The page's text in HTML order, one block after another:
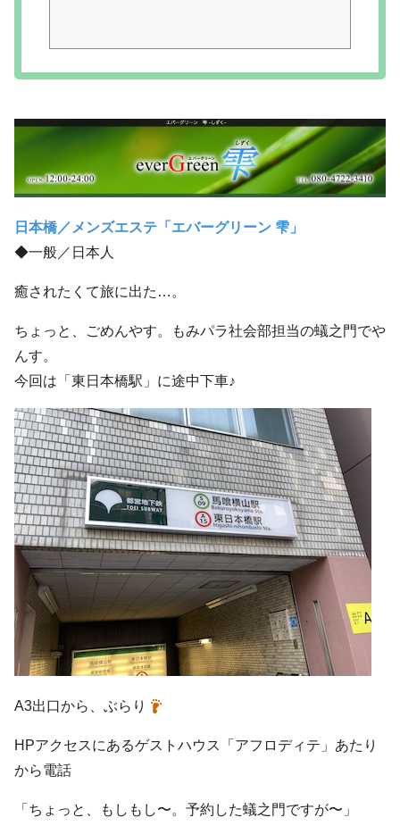
日本橋／メンズエステ「エバーグリーン 雫」
◆一般／日本人
癒されたくて旅に出た…。
ちょっと、ごめんやす。もみパラ社会部担当の蟻之門でや
んす。
今回は「東日本橋駅」に途中下車♪
A3出口から、ぶらり
HPアクセスにあるゲストハウス「アフロディテ」あたり
から電話
「ちょっと、もしもし〜。予約した蟻之門ですが〜」